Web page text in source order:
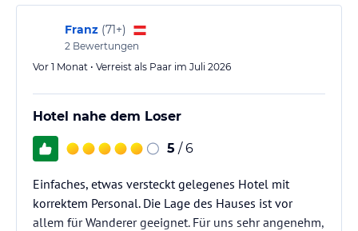
Franz (71+)
2 Bewertungen
Vor 1 Monat • Verreist als Paar im Juli 2026
Hotel nahe dem Loser
5 / 6
Einfaches, etwas versteckt gelegenes Hotel mit
korrektem Personal. Die Lage des Hauses ist vor
allem für Wanderer geeignet. Für uns sehr angenehm,